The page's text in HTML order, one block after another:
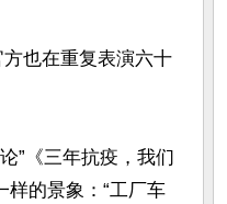
也在重复表演六十
”《三年抗疫，我们
的景象：“工厂车